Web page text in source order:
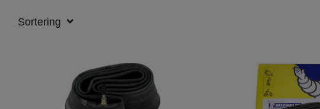
Sortering